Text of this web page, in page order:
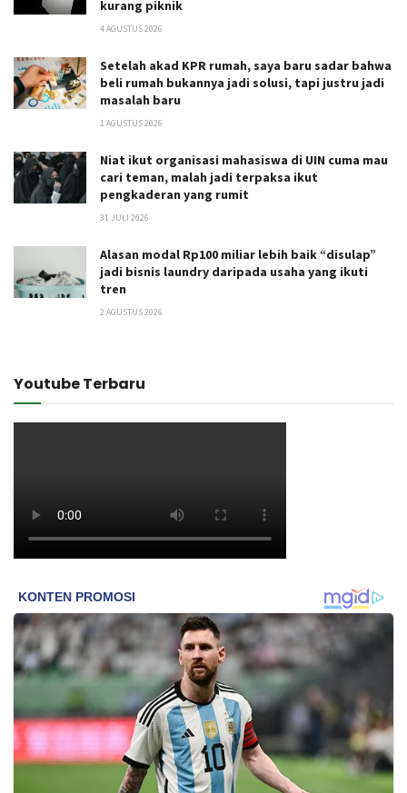
kurang piknik
4 AGUSTUS 2026
Setelah akad KPR rumah, saya baru sadar bahwa
beli rumah bukannya jadi solusi, tapi justru jadi
masalah baru
1 AGUSTUS 2026
Niat ikut organisasi mahasiswa di UIN cuma mau
cari teman, malah jadi terpaksa ikut
pengkaderan yang rumit
31 JULI 2026
Alasan modal Rp100 miliar lebih baik “disulap”
jadi bisnis laundry daripada usaha yang ikuti
tren
2 AGUSTUS 2026
Youtube Terbaru